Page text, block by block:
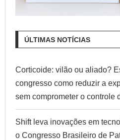
ÚLTIMAS NOTÍCIAS
Corticoide: vilão ou aliado?
congresso como reduzir a
sem comprometer o controle
Shift leva inovações em
o Congresso Brasileiro de